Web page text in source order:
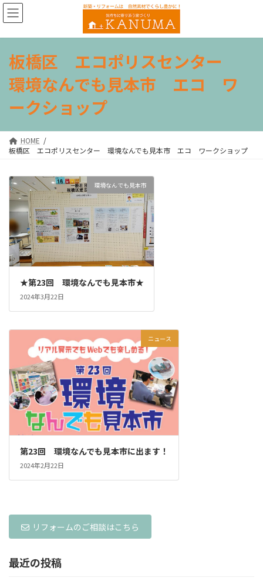
コ
ン
ン
ナ
ビ
ー
板橋区 エコポリスセンター
環境なんでも見本市 エコ ワ
ークショップ
HOME
板橋区 エコポリスセンター 環境なんでも見本市 エコ ワークショップ
環境なんでも見本市
★第23回 環境なんでも見本市★
2024年3月22日
ニュース
第23回 環境なんでも見本市に出ます！
2024年2月22日
リフォームのご相談はこちら
最近の投稿